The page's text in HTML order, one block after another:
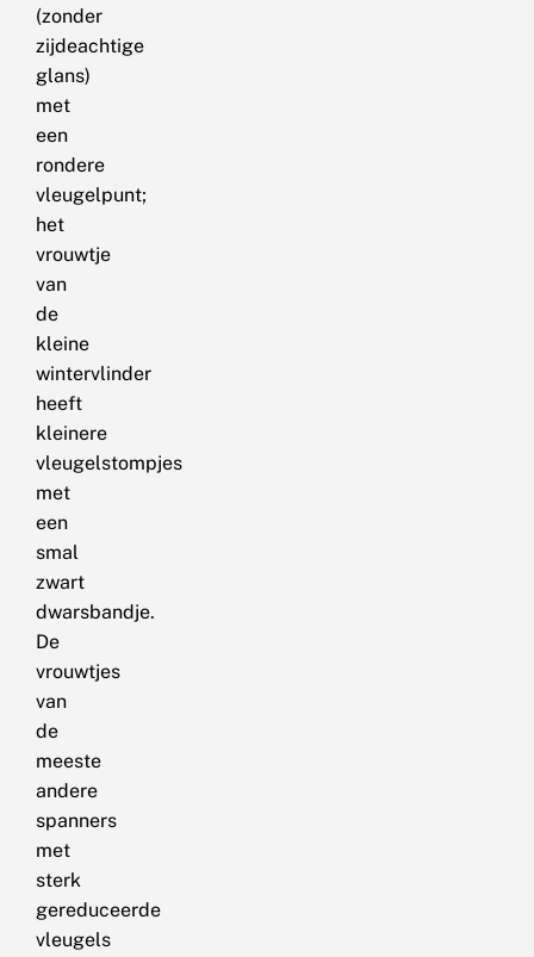
(zonder
zijdeachtige
glans)
met
een
rondere
vleugelpunt;
het
vrouwtje
van
de
kleine
wintervlinder
heeft
kleinere
vleugelstompjes
met
een
smal
zwart
dwarsbandje.
De
vrouwtjes
van
de
meeste
andere
spanners
met
sterk
gereduceerde
vleugels